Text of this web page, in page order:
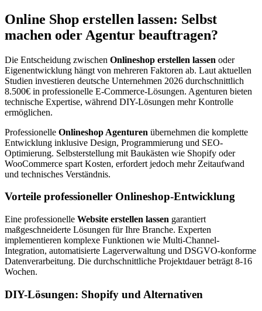
Online Shop erstellen lassen: Selbst
machen oder Agentur beauftragen?
Die Entscheidung zwischen Onlineshop erstellen lassen oder
Eigenentwicklung hängt von mehreren Faktoren ab. Laut aktuellen
Studien investieren deutsche Unternehmen 2026 durchschnittlich
8.500€ in professionelle E-Commerce-Lösungen. Agenturen bieten
technische Expertise, während DIY-Lösungen mehr Kontrolle
ermöglichen.
Professionelle Onlineshop Agenturen übernehmen die komplette
Entwicklung inklusive Design, Programmierung und SEO-
Optimierung. Selbsterstellung mit Baukästen wie Shopify oder
WooCommerce spart Kosten, erfordert jedoch mehr Zeitaufwand
und technisches Verständnis.
Vorteile professioneller Onlineshop-Entwicklung
Eine professionelle Website erstellen lassen garantiert
maßgeschneiderte Lösungen für Ihre Branche. Experten
implementieren komplexe Funktionen wie Multi-Channel-
Integration, automatisierte Lagerverwaltung und DSGVO-konforme
Datenverarbeitung. Die durchschnittliche Projektdauer beträgt 8-16
Wochen.
DIY-Lösungen: Shopify und Alternativen